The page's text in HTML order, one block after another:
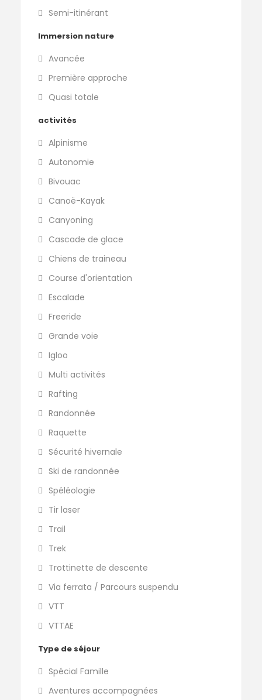
Semi-itinérant
Immersion nature
Avancée
Première approche
Quasi totale
activités
Alpinisme
Autonomie
Bivouac
Canoë-Kayak
Canyoning
Cascade de glace
Chiens de traineau
Course d'orientation
Escalade
Freeride
Grande voie
Igloo
Multi activités
Rafting
Randonnée
Raquette
Sécurité hivernale
Ski de randonnée
Spéléologie
Tir laser
Trail
Trek
Trottinette de descente
Via ferrata / Parcours suspendu
VTT
VTTAE
Type de séjour
Spécial Famille
Aventures accompagnées